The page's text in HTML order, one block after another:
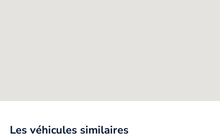
Les véhicules similaires